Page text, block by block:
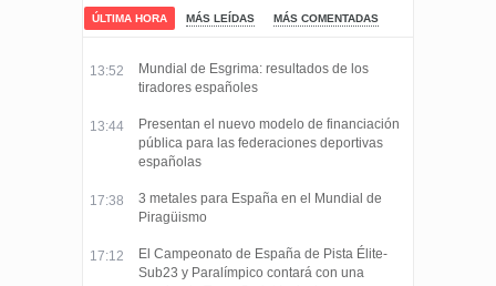
ÚLTIMA HORA MÁS LEÍDAS MÁS COMENTADAS
13:52
Mundial de Esgrima: resultados de los
tiradores españoles
13:44
Presentan el nuevo modelo de financiación
pública para las federaciones deportivas
españolas
17:38
3 metales para España en el Mundial de
Piragüismo
17:12
El Campeonato de España de Pista Élite-
Sub23 y Paralímpico contará con una